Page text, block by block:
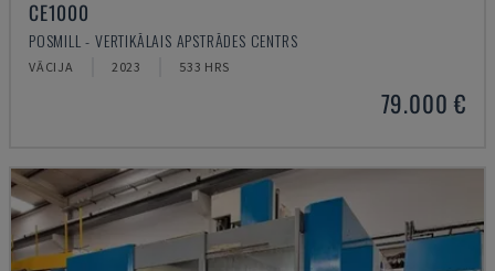
CE1000
POSMILL - VERTIKĀLAIS APSTRĀDES CENTRS
VĀCIJA 2023 533 HRS
79.000 €